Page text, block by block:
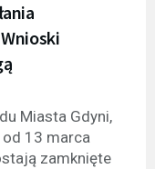
Miasta Gdyni,
od 13 marca
zamknięte